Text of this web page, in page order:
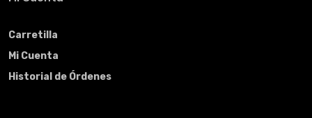
Carretilla
Mi Cuenta
Historial de Órdenes